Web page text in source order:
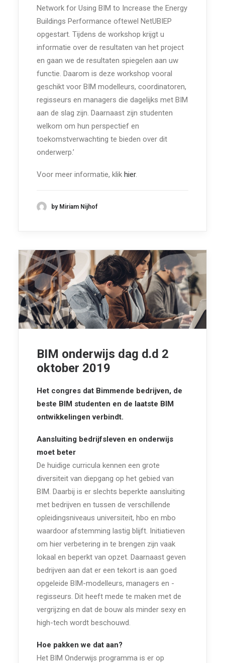
Network for Using BIM to Increase the Energy
Buildings Performance oftewel NetUBIEP
opgestart. Tijdens de workshop krijgt u
informatie over de resultaten van het project
en gaan we de resultaten spiegelen aan uw
functie. Daarom is deze workshop vooral
geschikt voor BIM modelleurs, coordinatoren,
regisseurs en managers die dagelijks met BIM
aan de slag zijn. Daarnaast zijn studenten
welkom om hun perspectief en
toekomstverwachting te bieden over dit
onderwerp.’
Voor meer informatie, klik hier.
by Miriam Nijhof
BIM onderwijs dag d.d 2
oktober 2019
Het congres dat Bimmende bedrijven, de
beste BIM studenten en de laatste BIM
ontwikkelingen verbindt.
Aansluiting bedrijfsleven en onderwijs
moet beter
De huidige curricula kennen een grote
diversiteit van diepgang op het gebied van
BIM. Daarbij is er slechts beperkte aansluiting
met bedrijven en tussen de verschillende
opleidingsniveaus universiteit, hbo en mbo
waardoor afstemming lastig blijft. Initiatieven
om hier verbetering in te brengen zijn vaak
lokaal en beperkt van opzet. Daarnaast geven
bedrijven aan dat er een tekort is aan goed
opgeleide BIM-modelleurs, managers en -
regisseurs. Dit heeft mede te maken met de
vergrijzing en dat de bouw als minder sexy en
high-tech wordt beschouwd.
Hoe pakken we dat aan?
Het BIM Onderwijs programma is er op